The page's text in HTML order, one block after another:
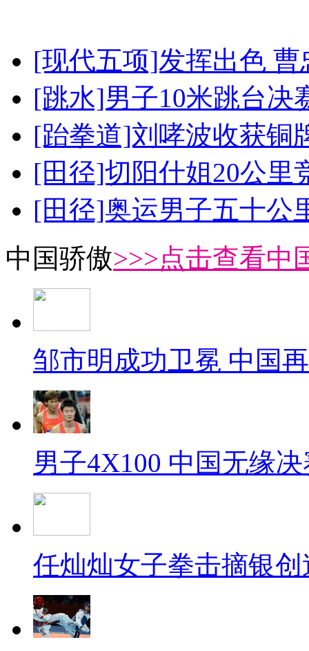
[现代五项]发挥出色
[跳水]男子10米跳台决
[跆拳道]刘哮波收获铜
[田径]切阳什姐20公里
[田径]奥运男子五十公
中国骄傲>>>点击查看中
邹市明成功卫冕 中国
男子4X100 中国无缘
任灿灿女子拳击摘银